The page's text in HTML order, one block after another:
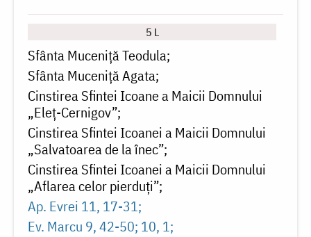
5 L
Sfânta Muceniță Teodula
Sfânta Muceniță Agata
Cinstirea Sfintei Icoane a Maicii Domnului
„Eleț-Cernigov”
Cinstirea Sfintei Icoanei a Maicii Domnului
„Salvatoarea de la înec”
Cinstirea Sfintei Icoanei a Maicii Domnului
„Aflarea celor pierduți”
Ap. Evrei 11, 17-31
Ev. Marcu 9, 42-50; 10, 1